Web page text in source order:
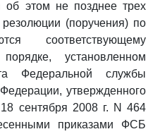
об этом не позднее трех
(поручения) по
соответствующему
установленном
Федеральной службы
утвержденного
сентября 2008 г. N 464
приказами ФСБ